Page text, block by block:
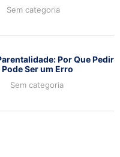
Sem categoria
Por Que Pedir
Ser um Erro
Sem categoria